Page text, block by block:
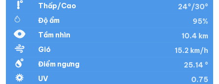
Thấp/Cao
24°/30°
Độ ẩm
95%
Tầm nhìn
10.4 km
Gió
15.2 km/h
Điểm ngưng
25.14 °
UV
0.75